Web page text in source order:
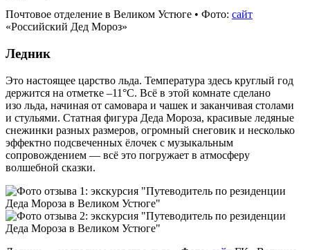
Почтовое отделение в Великом Устюге • Фото: сайт
«Российский Дед Мороз»
Ледник
Это настоящее царство льда. Температура здесь круглый год
держится на отметке –11°C. Всё в этой комнате сделано
изо льда, начиная от самовара и чашек и заканчивая столами
и стульями. Статная фигура Деда Мороза, красивые ледяные
снежинки разных размеров, огромный снеговик и несколько
эффектно подсвеченных ёлочек с музыкальным
сопровождением — всё это погружает в атмосферу
волшебной сказки.